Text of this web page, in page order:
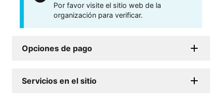
Por favor visite el sitio web de la
organización para verificar.
Opciones de pago
Servicios en el sitio